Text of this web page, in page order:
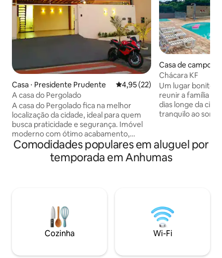
Casa ⋅ Presidente Prudente 4,95 de uma avaliação média
4,95 (22)
A casa do Pergolado
A casa do Pergolado fica na melhor
localização da cidade, ideal para quem
busca praticidade e segurança. Imóvel
moderno com ótimo acabamento,
decoração e iluminação aconchegante,
móveis de excelente qualidade, quartos
climatizados, suíte com jardim de
vários comércios (mercado, padaria,
farmácia, restaurantes…) rua bem
iluminada com câmeras de segurança
Casa de campo ⋅
Chácara KF
Um lugar bonito
reunir a família e
dias longe da
tranquilo ao som
local é ideal para
descanso ao
realização de
colchões de
Comodidades populares em aluguel por
temporada em Anhumas
Cozinha Wi-Fi